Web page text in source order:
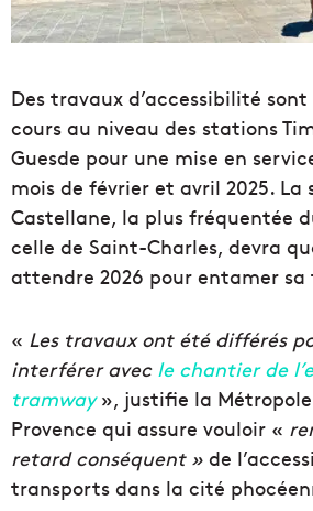
Des travaux d’accessibilité
cours au niveau des stations
Guesde pour une mise en
mois de février et avril 2025. La
Castellane, la plus fréquentée
celle de Saint-Charles, devra
attendre 2026 pour entamer
« Les travaux ont été différés
interférer avec le chantier de
tramway», justifie la
Provence qui assure vouloir «
retard conséquent » de
transports dans la cité